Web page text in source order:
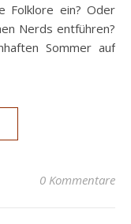
Folklore ein? Oder
Nerds entführen?
Sommer auf
0 Kommentare